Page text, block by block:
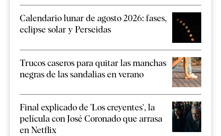
Calendario lunar de agosto 2026: fases,
eclipse solar y Perseidas
Trucos caseros para quitar las manchas
negras de las sandalias en verano
Final explicado de 'Los creyentes', la
película con José Coronado que arrasa
en Netflix